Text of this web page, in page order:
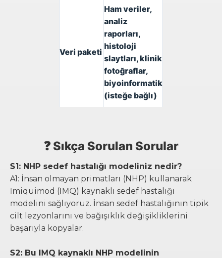
Veri paketi
Ham veriler,
analiz
raporları,
histoloji
slaytları, klinik
fotoğraflar,
biyoinformatik
(isteğe bağlı)
❓ Sıkça Sorulan Sorular
S1: NHP sedef hastalığı modeliniz nedir?
A1: İnsan olmayan primatları (NHP) kullanarak
Imiquimod (IMQ) kaynaklı sedef hastalığı
modelini sağlıyoruz. İnsan sedef hastalığının tipik
cilt lezyonlarını ve bağışıklık değişikliklerini
başarıyla kopyalar.
S2: Bu IMQ kaynaklı NHP modelinin